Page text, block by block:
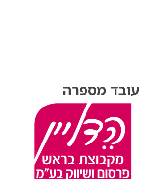
עובד מספרה